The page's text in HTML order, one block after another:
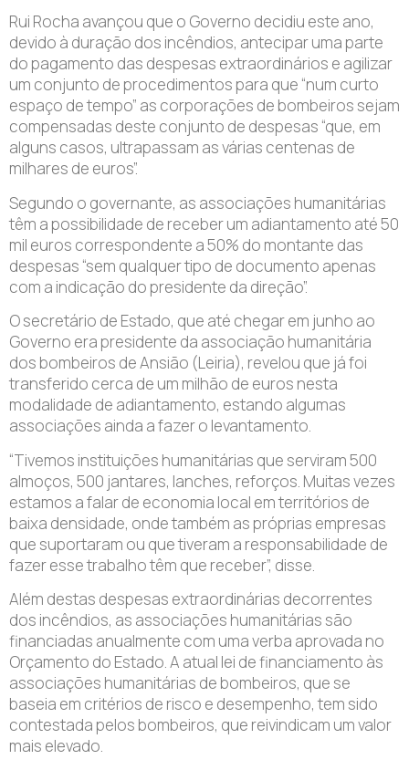
Rui Rocha avançou que o Governo decidiu este ano,
devido à duração dos incêndios, antecipar uma parte
do pagamento das despesas extraordinários e agilizar
um conjunto de procedimentos para que “num curto
espaço de tempo” as corporações de bombeiros sejam
compensadas deste conjunto de despesas “que, em
alguns casos, ultrapassam as várias centenas de
milhares de euros”.
Segundo o governante, as associações humanitárias
têm a possibilidade de receber um adiantamento até 50
mil euros correspondente a 50% do montante das
despesas “sem qualquer tipo de documento apenas
com a indicação do presidente da direção”.
O secretário de Estado, que até chegar em junho ao
Governo era presidente da associação humanitária
dos bombeiros de Ansião (Leiria), revelou que já foi
transferido cerca de um milhão de euros nesta
modalidade de adiantamento, estando algumas
associações ainda a fazer o levantamento.
“Tivemos instituições humanitárias que serviram 500
almoços, 500 jantares, lanches, reforços. Muitas vezes
estamos a falar de economia local em territórios de
baixa densidade, onde também as próprias empresas
que suportaram ou que tiveram a responsabilidade de
fazer esse trabalho têm que receber”, disse.
Além destas despesas extraordinárias decorrentes
dos incêndios, as associações humanitárias são
financiadas anualmente com uma verba aprovada no
Orçamento do Estado. A atual lei de financiamento às
associações humanitárias de bombeiros, que se
baseia em critérios de risco e desempenho, tem sido
contestada pelos bombeiros, que reivindicam um valor
mais elevado.